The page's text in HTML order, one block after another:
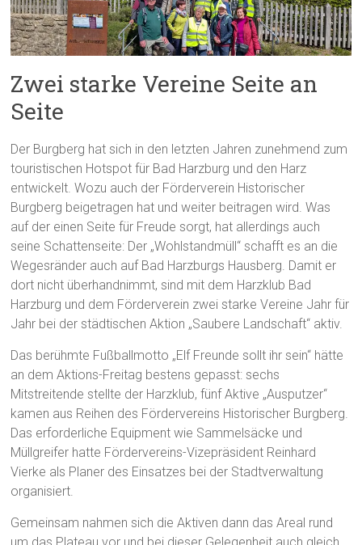
Zwei starke Vereine Seite an
Seite
Der Burgberg hat sich in den letzten Jahren zunehmend zum
touristischen Hotspot für Bad Harzburg und den Harz
entwickelt. Wozu auch der Förderverein Historischer
Burgberg beigetragen hat und weiter beitragen wird. Was
auf der einen Seite für Freude sorgt, hat allerdings auch
seine Schattenseite: Der „Wohlstandmüll“ schafft es an die
Wegesränder auch auf Bad Harzburgs Hausberg. Damit er
dort nicht überhandnimmt, sind mit dem Harzklub Bad
Harzburg und dem Förderverein zwei starke Vereine Jahr für
Jahr bei der städtischen Aktion „Saubere Landschaft“ aktiv.
Das berühmte Fußballmotto „Elf Freunde sollt ihr sein“ hätte
an dem Aktions-Freitag bestens gepasst: sechs
Mitstreitende stellte der Harzklub, fünf Aktive „Ausputzer“
kamen aus Reihen des Fördervereins Historischer Burgberg.
Das erforderliche Equipment wie Sammelsäcke und
Müllgreifer hatte Fördervereins-Vizepräsident Reinhard
Vierke als Planer des Einsatzes bei der Stadtverwaltung
organisiert.
Gemeinsam nahmen sich die Aktiven dann das Areal rund